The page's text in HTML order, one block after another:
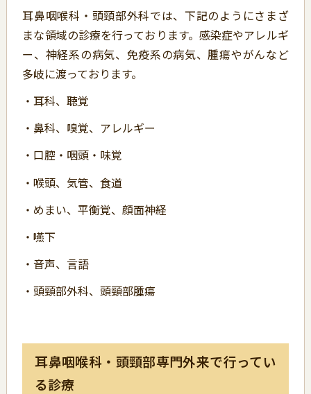
耳鼻咽喉科・頭頸部外科では、下記のようにさまざ
まな領域の診療を行っております。感染症やアレルギ
ー、神経系の病気、免疫系の病気、腫瘍やがんなど
多岐に渡っております。
・耳科、聴覚
・鼻科、嗅覚、アレルギー
・口腔・咽頭・味覚
・喉頭、気管、食道
・めまい、平衡覚、顔面神経
・嚥下
・音声、言語
・頭頸部外科、頭頸部腫瘍
耳鼻咽喉科・頭頸部専門外来で行ってい
る診療